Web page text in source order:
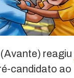
reagiu
candidato ao